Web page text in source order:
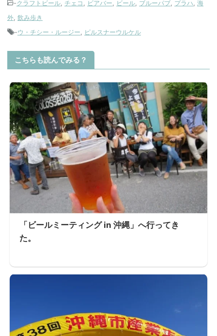
-クラフトビール, チェコ , ビアバー, ビール, ブルーパブ, プラハ, 海
外, 飲み歩き
-ウ・チシー・ルージー, ピルスナーウルケル
こちらも読んでみる？
「ビールミーティング in 沖縄」へ行ってき
た。